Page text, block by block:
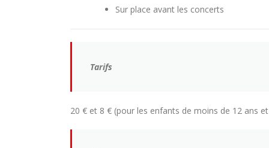
Sur place avant les concerts
Tarifs
20 € et 8 € (pour les enfants de moins de 12 ans